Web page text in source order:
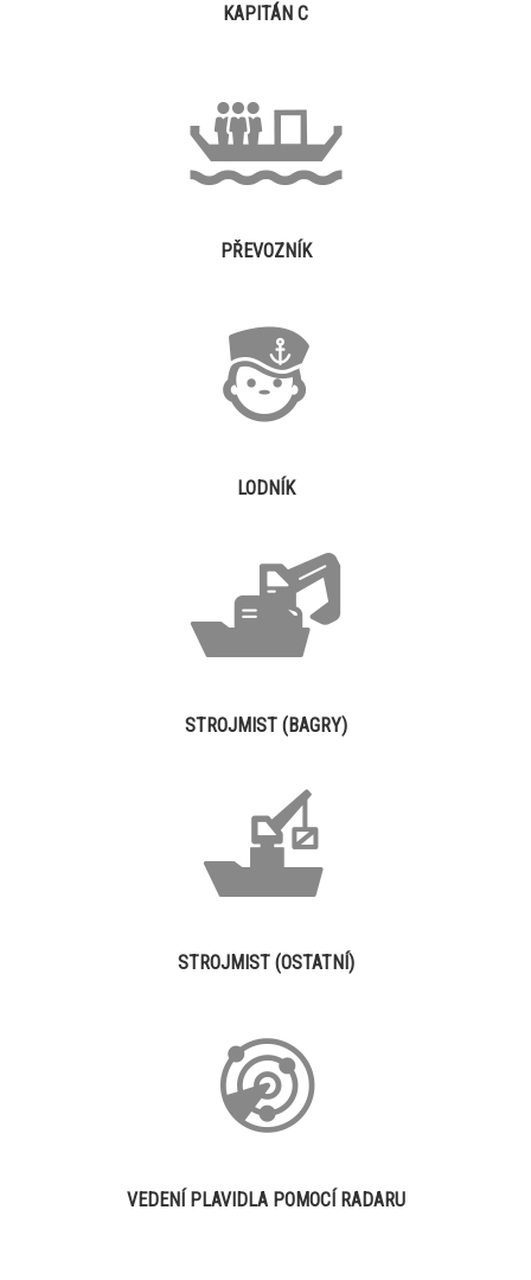
KAPITÁN C
PŘEVOZNÍK
LODNÍK
STROJMIST (BAGRY)
STROJMIST (OSTATNÍ)
VEDENÍ PLAVIDLA POMOCÍ RADARU